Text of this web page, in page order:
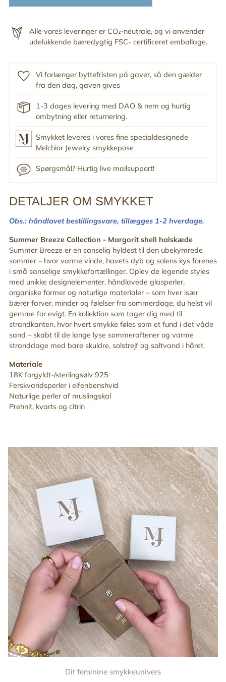
Alle vores leveringer er CO₂-neutrale, og vi anvender
udelukkende bæredygtig FSC- certificeret emballage.
Vi forlænger byttefristen på gaver, så den gælder
fra den dag, gaven gives
1-3 dages levering med DAO & nem og hurtig
ombytning eller returnering.
Smykket leveres i vores fine specialdesignede
Melchior Jewelry smykkepose
Spørgsmål? Hurtig live mailsupport!
Tilføj
til
din
indkøbskurv
DETALJER OM SMYKKET
Obs.: håndlavet bestillingsvare, tillægges 1-2 hverdage.
Summer Breeze Collection - Margorit shell halskæde
Summer Breeze er en sanselig hyldest til den ubekymrede
sommer – hvor varme vinde, havets dyb og solens kys forenes
i små sanselige smykkefortællinger. Oplev de legende styles
med unikke designelementer, håndlavede glasperler,
organiske former og naturlige materialer – som hver især
bærer farver, minder og følelser fra sommerdage, du helst vil
gemme for evigt. En kollektion som tager dig med til
strandkanten, hvor hvert smykke føles som et fund i det våde
sand – skabt til de lange lyse sommeraftener og varme
stranddage med bare skuldre, solstrejf og saltvand i håret.
Materiale
18K forgyldt-/sterlingsølv 925
Ferskvandsperler i elfenbenshvid
Naturlige perler af muslingskal
Prehnit, kvarts og citrin
Dit feminine smykkeunivers